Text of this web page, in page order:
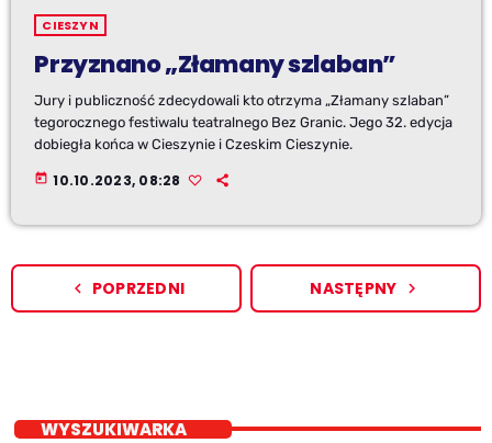
CIESZYN
Przyznano „Złamany szlaban”
Jury i publiczność zdecydowali kto otrzyma „Złamany szlaban”
tegorocznego festiwalu teatralnego Bez Granic. Jego 32. edycja
dobiegła końca w Cieszynie i Czeskim Cieszynie.
today 10.10.2023, 08:28
navigate_before POPRZEDNI NASTĘPNY navigate_next
WYSZUKIWARKA